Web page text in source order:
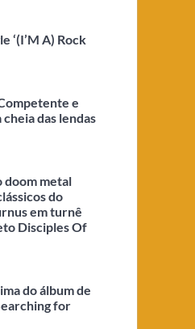
‘(I’M A) Rock
e
das lendas
doom metal
do
em turnê
Disciples Of
do álbum de
for